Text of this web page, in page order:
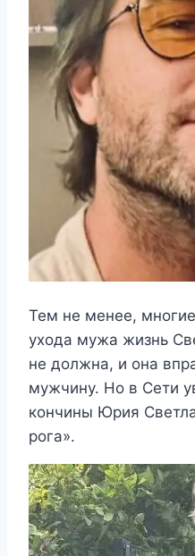
Тем не менее,
ухода мужа жизнь
не должна, и она
мужчину. Но в Сети
кончины Юрия
рога».